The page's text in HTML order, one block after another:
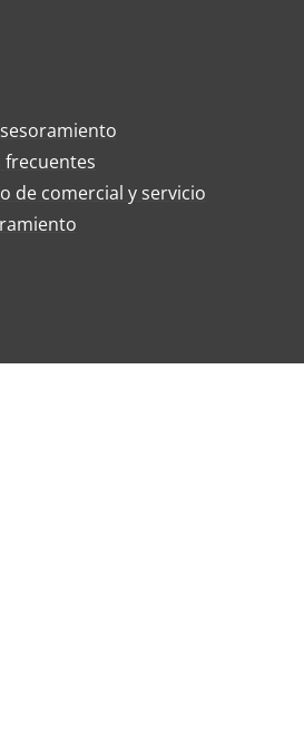
frecuentes
de comercial y servicio